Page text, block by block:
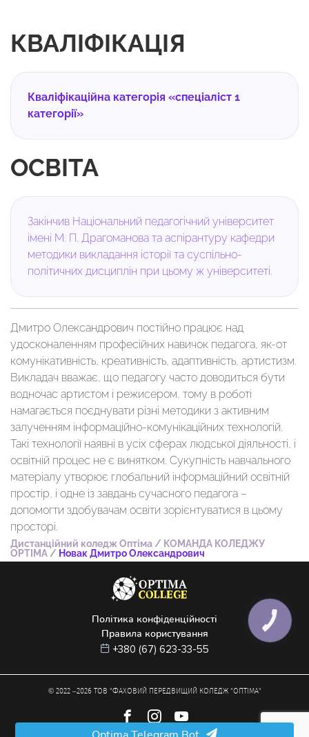
КВАЛІФІКАЦІЯ
Кваліфікаційна категорія «спеціаліст 1
категорії»
ОСВІТА
Закінчив Національний педагогічний університет
імені М. П. Драгоманова та аспірантуру кафедри
методики викладання історії та суспільно-
політичних дисциплін при цьому ж університеті.
Дмитро Олександрович постійно працює над
удосконаленням професійних навичок педагога, як-от
комунікативність, креативність, адаптивність, артистизм.
Викладач вважає, що педагогу часто доводиться бути
водночас артистом і режисером, тому в роботі
намагається поєднувати різні методики з активним
залученням інформаційно-комунікаційних технологій.
Такі технології наявні в усіх сферах людської діяльності, і
освітній процес не є винятком. Сукупність навчального
матеріалу утворює глобальний інформаційний освітній
простір, і одне із завдань сучасного педагога –
допомогти здобувачам освіти зорієнтуватися в цьому
просторі.
Дистанційний коледж Оптіма / КОМАНДА КОЛЕДЖУ
OPTIMA / Новак Дмитро Олександрович
Політика конфіденційності
Правила користування
+380 (67) 623-33-55
© 2022 –2026 ТОВ "ФАХОВИЙ ПЕРЕДВИЩИЙ КОЛЕДЖ "ОПТІМА"
КНОПКА
ЗВ'ЯЗКУ